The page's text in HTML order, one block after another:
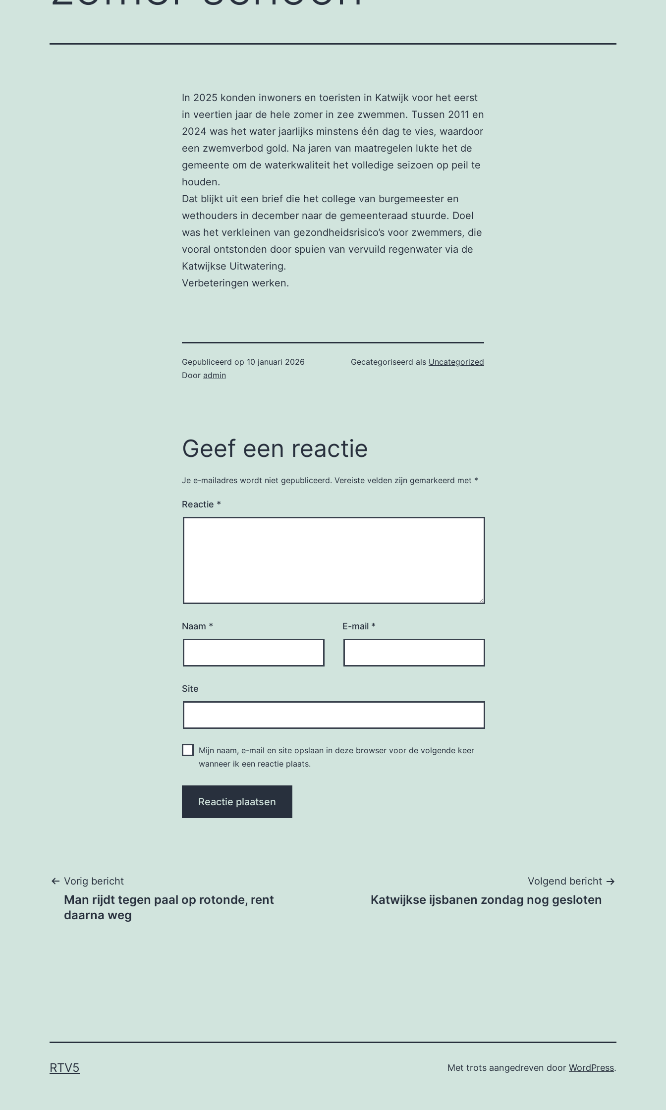
In 2025 konden inwoners en toeristen in Katwijk voor het eerst
in veertien jaar de hele zomer in zee zwemmen. Tussen 2011 en
2024 was het water jaarlijks minstens één dag te vies, waardoor
een zwemverbod gold. Na jaren van maatregelen lukte het de
gemeente om de waterkwaliteit het volledige seizoen op peil te
houden.
Dat blijkt uit een brief die het college van burgemeester en
wethouders in december naar de gemeenteraad stuurde. Doel
was het verkleinen van gezondheidsrisico’s voor zwemmers, die
vooral ontstonden door spuien van vervuild regenwater via de
Katwijkse Uitwatering.
Verbeteringen werken.
Gepubliceerd op 10 januari 2026
Door admin
Gecategoriseerd als Uncategorized
Geef een reactie
Je e-mailadres wordt niet gepubliceerd. Vereiste velden zijn gemarkeerd met *
Reactie *
Naam * E-mail *
Site
Mijn naam, e-mail en site opslaan in deze browser voor de volgende keer
wanneer ik een reactie plaats.
Bericht
navigatie
Vorig bericht
Man rijdt tegen paal op rotonde, rent
daarna weg
Volgend bericht
Katwijkse ijsbanen zondag nog gesloten
RTV5 Met trots aangedreven door WordPress.